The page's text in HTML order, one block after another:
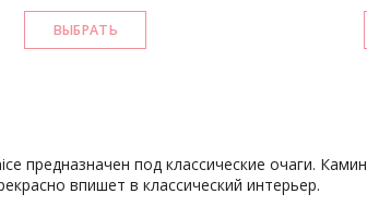
предназначен под классические очаги.
впишет в классический интерьер.